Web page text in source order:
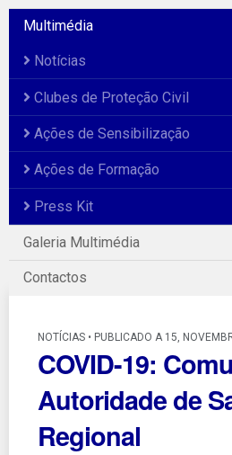
Multimédia
Notícias
Clubes de Proteção Civil
Ações de Sensibilização
Ações de Formação
Press Kit
Galeria Multimédia
Contactos
NOTÍCIAS • PUBLICADO A 15,
COVID-19:
Autoridade de
Regional